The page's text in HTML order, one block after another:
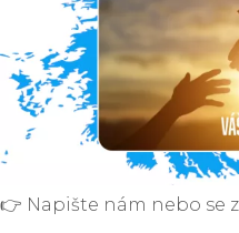
👉 Napište nám nebo se